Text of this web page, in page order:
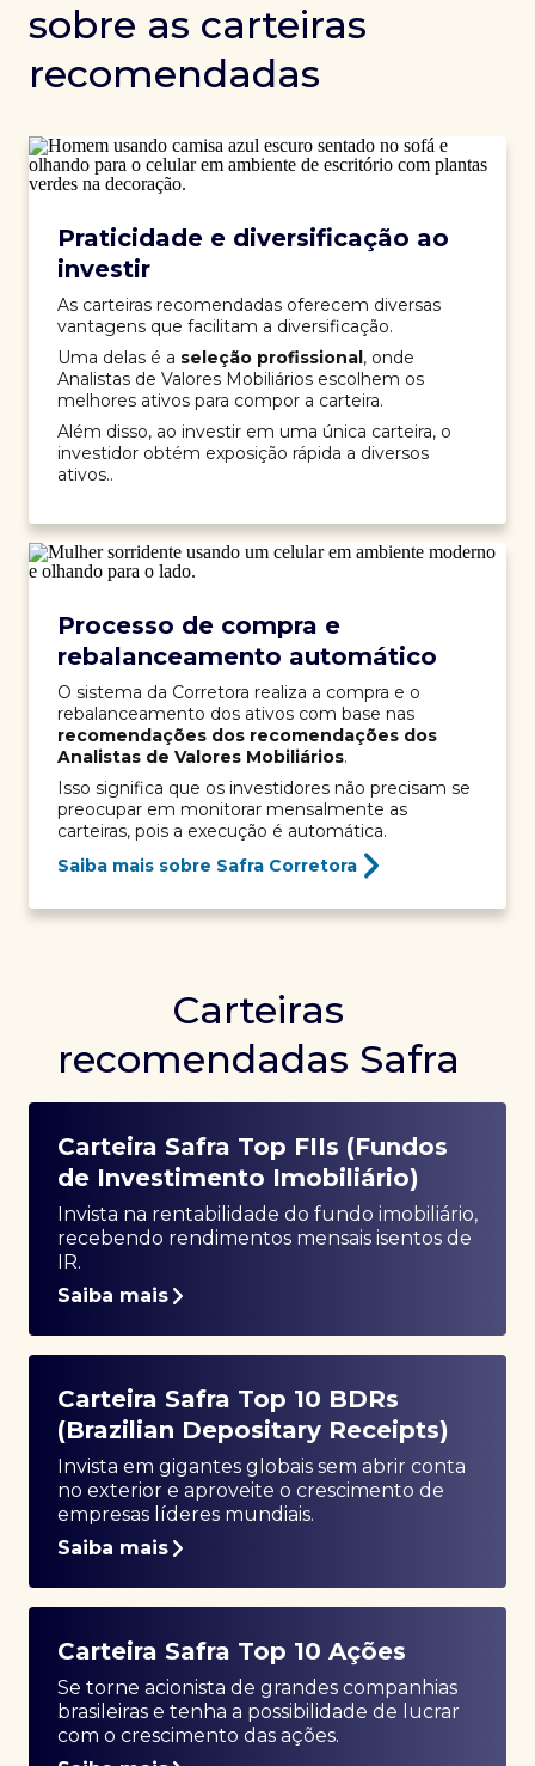
sobre as carteiras
recomendadas
Praticidade e diversificação ao
investir
As carteiras recomendadas oferecem diversas
vantagens que facilitam a diversificação.
Uma delas é a seleção profissional, onde
Analistas de Valores Mobiliários escolhem os
melhores ativos para compor a carteira.
Além disso, ao investir em uma única carteira, o
investidor obtém exposição rápida a diversos
ativos..
Processo de compra e
rebalanceamento automático
O sistema da Corretora realiza a compra e o
rebalanceamento dos ativos com base nas
recomendações dos recomendações dos
Analistas de Valores Mobiliários.
Isso significa que os investidores não precisam se
preocupar em monitorar mensalmente as
carteiras, pois a execução é automática.
Saiba mais sobre Safra Corretora
Carteiras
recomendadas Safra
Carteira Safra Top FIIs (Fundos
de Investimento Imobiliário)
Invista na rentabilidade do fundo imobiliário,
recebendo rendimentos mensais isentos de
IR.
Saiba mais
Carteira Safra Top 10 BDRs
(Brazilian Depositary Receipts)
Invista em gigantes globais sem abrir conta
no exterior e aproveite o crescimento de
empresas líderes mundiais.
Saiba mais
Carteira Safra Top 10 Ações
Se torne acionista de grandes companhias
brasileiras e tenha a possibilidade de lucrar
com o crescimento das ações.